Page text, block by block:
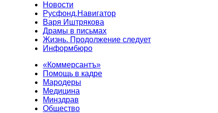
Новости
Русфонд.Навигатор
Варя Иштрякова
Драмы в письмах
Жизнь. Продолжение следует
Информбюро
«Коммерсантъ»
Помощь в кадре
Мародеры
Медицина
Минздрав
Общество